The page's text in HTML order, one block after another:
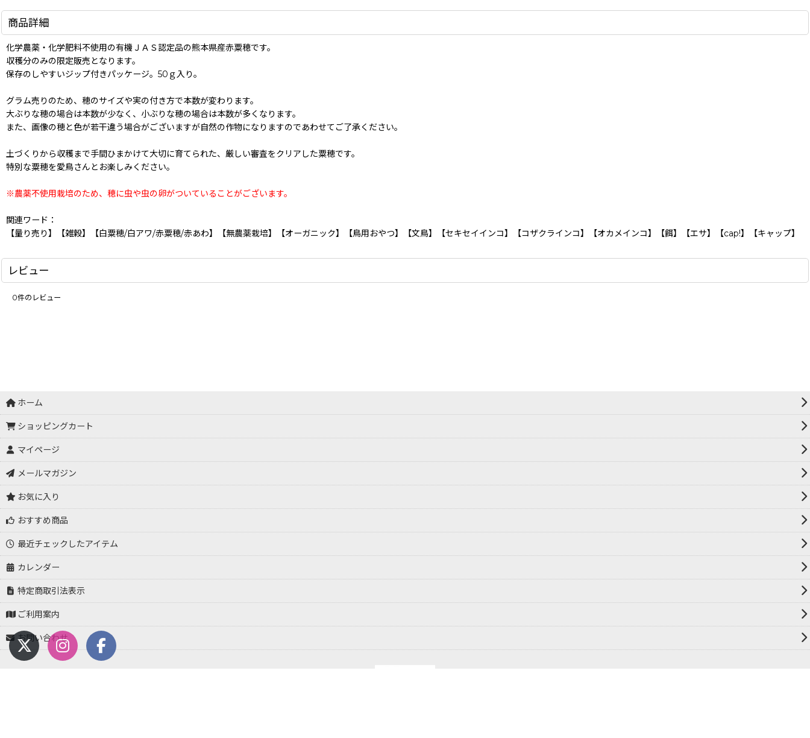
商品詳細
化学農薬・化学肥料不使用の有機ＪＡＳ認定品の熊本県産赤粟穂です。
収穫分のみの限定販売となります。
保存のしやすいジップ付きパッケージ。50ｇ入り。
グラム売りのため、穂のサイズや実の付き方で本数が変わります。
大ぶりな穂の場合は本数が少なく、小ぶりな穂の場合は本数が多くなります。
また、画像の穂と色が若干違う場合がございますが自然の作物になりますのであわせてご了承ください。
土づくりから収穫まで手間ひまかけて大切に育てられた、厳しい審査をクリアした粟穂です。
特別な粟穂を愛鳥さんとお楽しみください。
※農薬不使用栽培のため、穂に虫や虫の卵がついていることがございます。
関連ワード：
【量り売り】【雑穀】【白粟穂/白アワ/赤粟穂/赤あわ】【無農薬栽培】【オーガニック】【鳥用おやつ】【文鳥】【セキセイインコ】【コザクラインコ】【オカメインコ】【餌】【エサ】【cap!】【キャップ】
レビュー
0件のレビュー
ホーム
ショッピングカート
マイページ
メールマガジン
お気に入り
おすすめ商品
最近チェックしたアイテム
カレンダー
特定商取引法表示
ご利用案内
お問い合わせ